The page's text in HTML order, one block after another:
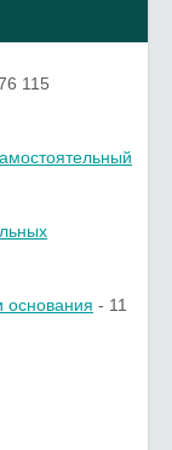
115
основания - 11